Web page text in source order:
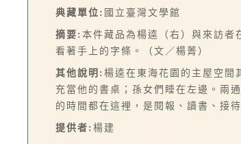
典藏單位: 國立臺灣文學館
摘要: 本件藏品為楊逵（右）與來訪者
看著手上的字條。（文／楊菁）
其他說明: 楊逵在東海花園的主屋空間
充當他的書桌；孫女們睡在左邊。兩
的時間都在這裡，是閱報、讀書、接
提供者: 楊建